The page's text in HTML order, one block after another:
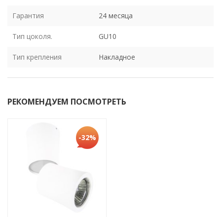
Гарантия 24 месяца
Тип цоколя. GU10
Тип крепления Накладное
РЕКОМЕНДУЕМ ПОСМОТРЕТЬ
-32%